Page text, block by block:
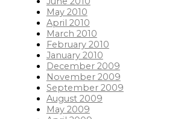
May 2010
April 2010
March 2010
February 2010
January 2010
December 2009
November 2009
September 2009
August 2009
May 2009